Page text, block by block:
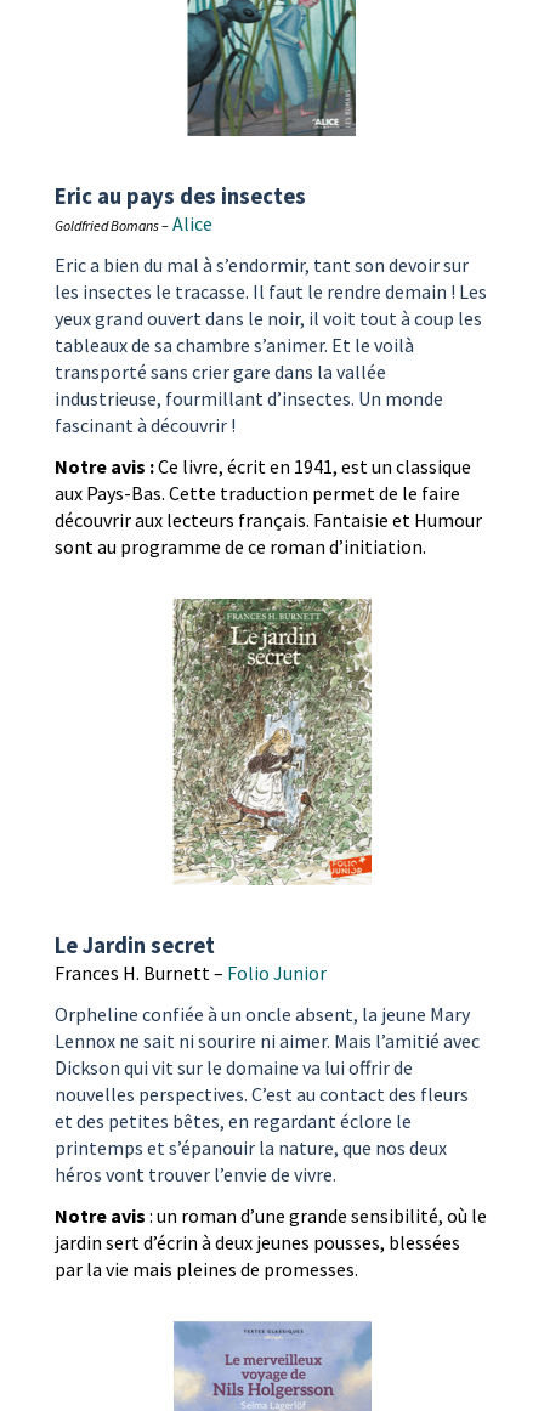
Eric au pays des insectes
Goldfried Bomans– Alice
Eric a bien du mal à s’endormir, tant son devoir sur
les insectes le tracasse. Il faut le rendre demain ! Les
yeux grand ouvert dans le noir, il voit tout à coup les
tableaux de sa chambre s’animer. Et le voilà
transporté sans crier gare dans la vallée
industrieuse, fourmillant d’insectes. Un monde
fascinant à découvrir !
Notre avis :Ce livre, écrit en 1941, est un classique
aux Pays-Bas. Cette traduction permet de le faire
découvrir aux lecteurs français. Fantaisie et Humour
sont au programme de ce roman d’initiation.
Le Jardin secret
Frances H. Burnett – Folio Junior
Orpheline confiée à un oncle absent, la jeune Mary
Lennox ne sait ni sourire ni aimer. Mais l’amitié avec
Dickson qui vit sur le domaine va lui offrir de
nouvelles perspectives. C’est au contact des fleurs
et des petites bêtes, en regardant éclore le
printemps et s’épanouir la nature, que nos deux
héros vont trouver l’envie de vivre.
Notre avis : un roman d’une grande sensibilité, où le
jardin sert d’écrin à deux jeunes pousses, blessées
par la vie mais pleines de promesses.